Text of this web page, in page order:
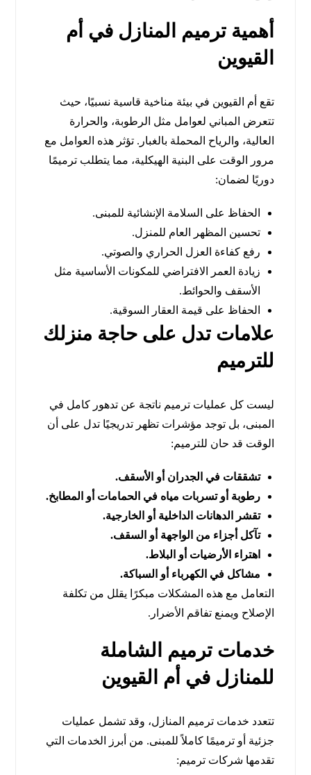
أهمية ترميم المنازل في أم
القيوين
تقع أم القيوين في بيئة مناخية قاسية نسبيًا، حيث
تتعرض المباني لعوامل مثل الرطوبة، والحرارة
العالية، والرياح المحملة بالغبار. تؤثر هذه العوامل مع
مرور الوقت على البنية الهيكلية، مما يتطلب ترميمًا
دوريًا لضمان:
الحفاظ على السلامة الإنشائية للمبنى.
تحسين المظهر العام للمنزل.
رفع كفاءة العزل الحراري والصوتي.
زيادة العمر الافتراضي للمكونات الأساسية مثل
الأسقف والحوائط.
الحفاظ على قيمة العقار السوقية.
علامات تدل على حاجة منزلك
للترميم
ليست كل عمليات ترميم ناتجة عن تدهور كامل في
المبنى، بل توجد مؤشرات تظهر تدريجيًا تدل على أن
الوقت قد حان للترميم:
تشققات في الجدران أو الأسقف.
رطوبة أو تسربات مياه في الحمامات أو المطابخ.
تقشر الدهانات الداخلية أو الخارجية.
تآكل أجزاء من الواجهة أو السقف.
اهتراء الأرضيات أو البلاط.
مشاكل في الكهرباء أو السباكة.
التعامل مع هذه المشكلات مبكرًا يقلل من تكلفة
الإصلاح ويمنع تفاقم الأضرار.
خدمات ترميم الشاملة
للمنازل في أم القيوين
تتعدد خدمات ترميم المنازل، وقد تشمل عمليات
جزئية أو ترميمًا كاملاً للمبنى. من أبرز الخدمات التي
تقدمها شركات ترميم: